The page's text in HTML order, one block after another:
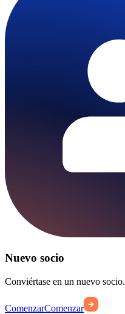
Nuevo socio
Conviértase en un nuevo socio.
ComenzarComenzar